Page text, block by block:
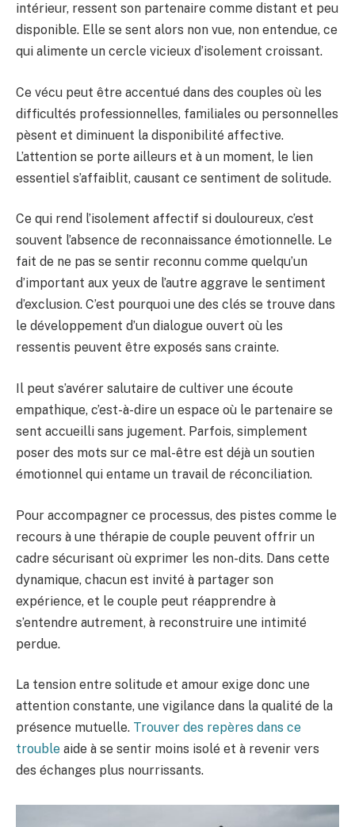
intérieur, ressent son partenaire comme distant et peu
disponible. Elle se sent alors non vue, non entendue, ce
qui alimente un cercle vicieux d’isolement croissant.
Ce vécu peut être accentué dans des couples où les
difficultés professionnelles, familiales ou personnelles
pèsent et diminuent la disponibilité affective.
L’attention se porte ailleurs et à un moment, le lien
essentiel s’affaiblit, causant ce sentiment de solitude.
Ce qui rend l’isolement affectif si douloureux, c’est
souvent l’absence de reconnaissance émotionnelle. Le
fait de ne pas se sentir reconnu comme quelqu’un
d’important aux yeux de l’autre aggrave le sentiment
d’exclusion. C’est pourquoi une des clés se trouve dans
le développement d’un dialogue ouvert où les
ressentis peuvent être exposés sans crainte.
Il peut s’avérer salutaire de cultiver une écoute
empathique, c’est-à-dire un espace où le partenaire se
sent accueilli sans jugement. Parfois, simplement
poser des mots sur ce mal-être est déjà un soutien
émotionnel qui entame un travail de réconciliation.
Pour accompagner ce processus, des pistes comme le
recours à une thérapie de couple peuvent offrir un
cadre sécurisant où exprimer les non-dits. Dans cette
dynamique, chacun est invité à partager son
expérience, et le couple peut réapprendre à
s’entendre autrement, à reconstruire une intimité
perdue.
La tension entre solitude et amour exige donc une
attention constante, une vigilance dans la qualité de la
présence mutuelle. Trouver des repères dans ce
trouble aide à se sentir moins isolé et à revenir vers
des échanges plus nourrissants.